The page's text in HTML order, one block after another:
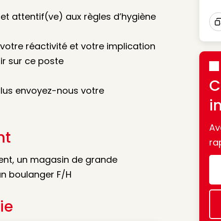
attentif(ve) aux règles d’hygiène
réactivité et votre implication
sur ce poste
envoyez-nous votre
un magasin de grande
boulanger F/H